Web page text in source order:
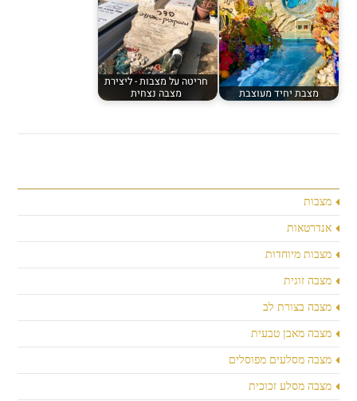
מצבות
אנדרטאות
מצבות מיוחדות
מצבה זוגית
מצבה בצורת לב
מצבה מאבן טבעית
מצבה מסלעים מפוסלים
מצבה מסלע זכוכית
מצבת יחיד מעוצבת
חריטה על מצבות - ליצירת
מצבה נצחית